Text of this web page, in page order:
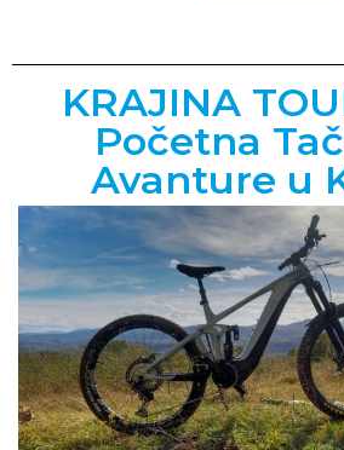
KRAJINA
Početna
Avanture u